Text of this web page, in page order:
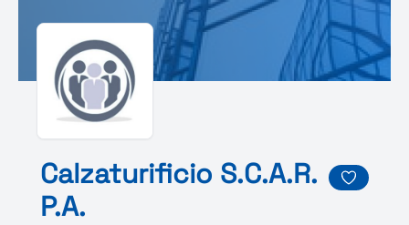
Calzaturificio S.C.A.R.
P.A.